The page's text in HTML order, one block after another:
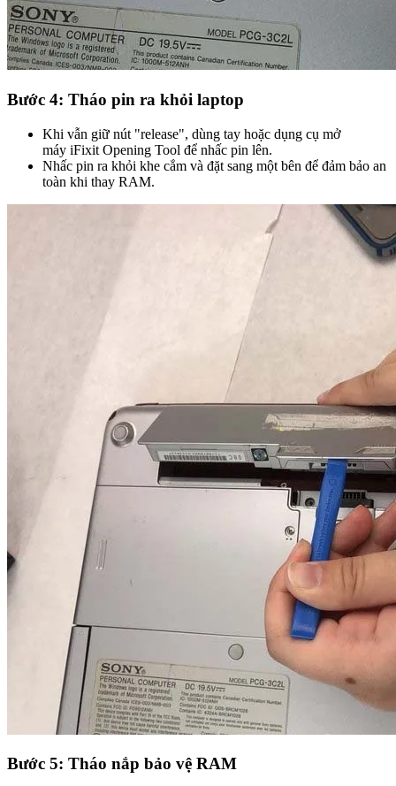
Bước 4: Tháo pin ra khỏi laptop
Khi vẫn giữ nút "release", dùng tay hoặc dụng cụ mở
máy iFixit Opening Tool để nhấc pin lên.
Nhấc pin ra khỏi khe cắm và đặt sang một bên để đảm bảo an
toàn khi thay RAM.
Bước 5: Tháo nắp bảo vệ RAM